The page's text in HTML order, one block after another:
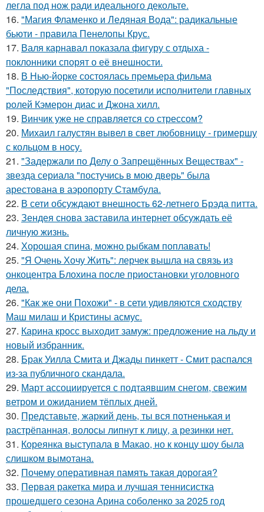
легла под нож ради идеального декольте.
16. "Магия Фламенко и Ледяная Вода": радикальные
бьюти - правила Пенелопы Крус.
17. Валя карнавал показала фигуру с отдыха -
поклонники спорят о её внешности.
18. В Нью-йорке состоялась премьера фильма
"Последствия", которую посетили исполнители главных
ролей Кэмерон диас и Джона хилл.
19. Винчик уже не справляется со стрессом?
20. Михаил галустян вывел в свет любовницу - гримершу
с кольцом в носу.
21. "Задержали по Делу о Запрещённых Веществах" -
звезда сериала "постучись в мою дверь" была
арестована в аэропорту Стамбула.
22. В сети обсуждают внешность 62-летнего Брэда питта.
23. Зендея снова заставила интернет обсуждать её
личную жизнь.
24. Хорошая спина, можно рыбкам поплавать!
25. "Я Очень Хочу Жить": лерчек вышла на связь из
онкоцентра Блохина после приостановки уголовного
дела.
26. "Как же они Похожи" - в сети удивляются сходству
Маш милаш и Кристины асмус.
27. Карина кросс выходит замуж: предложение на льду и
новый избранник.
28. Брак Уилла Смита и Джады пинкетт - Смит распался
из-за публичного скандала.
29. Март ассоциируется с подтаявшим снегом, свежим
ветром и ожиданием тёплых дней.
30. Представьте, жаркий день, ты вся потненькая и
растрёпанная, волосы липнут к лицу, а резинки нет.
31. Кореянка выступала в Макао, но к концу шоу была
слишком вымотана.
32. Почему оперативная память такая дорогая?
33. Первая ракетка мира и лучшая теннисистка
прошедшего сезона Арина соболенко за 2025 год